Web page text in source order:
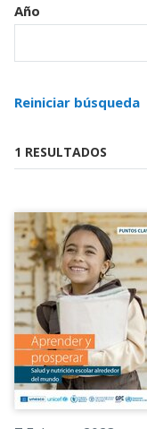
Año
Reiniciar búsqueda
1 RESULTADOS